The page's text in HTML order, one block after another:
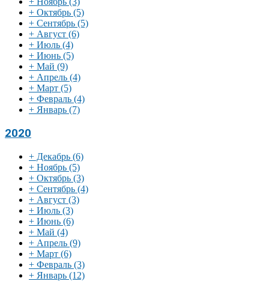
+ Октябрь (5)
+ Сентябрь (5)
+ Август (6)
+ Июль (4)
+ Июнь (5)
+ Май (9)
+ Апрель (4)
+ Март (5)
+ Февраль (4)
+ Январь (7)
2020
+ Декабрь (6)
+ Ноябрь (5)
+ Октябрь (3)
+ Сентябрь (4)
+ Август (3)
+ Июль (3)
+ Июнь (6)
+ Май (4)
+ Апрель (9)
+ Март (6)
+ Февраль (3)
+ Январь (12)